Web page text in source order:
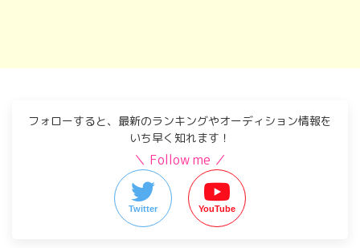
フォローすると、最新のランキングやオーディション情報を
いち早く知れます！
＼ Follow me ／
Twitter YouTube